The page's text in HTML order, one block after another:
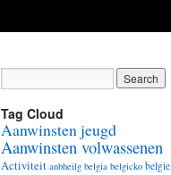
Tag Cloud
Aanwinsten jeugd
Aanwinsten volwassenen
Activiteit anbheilg belgia belgicko belgie